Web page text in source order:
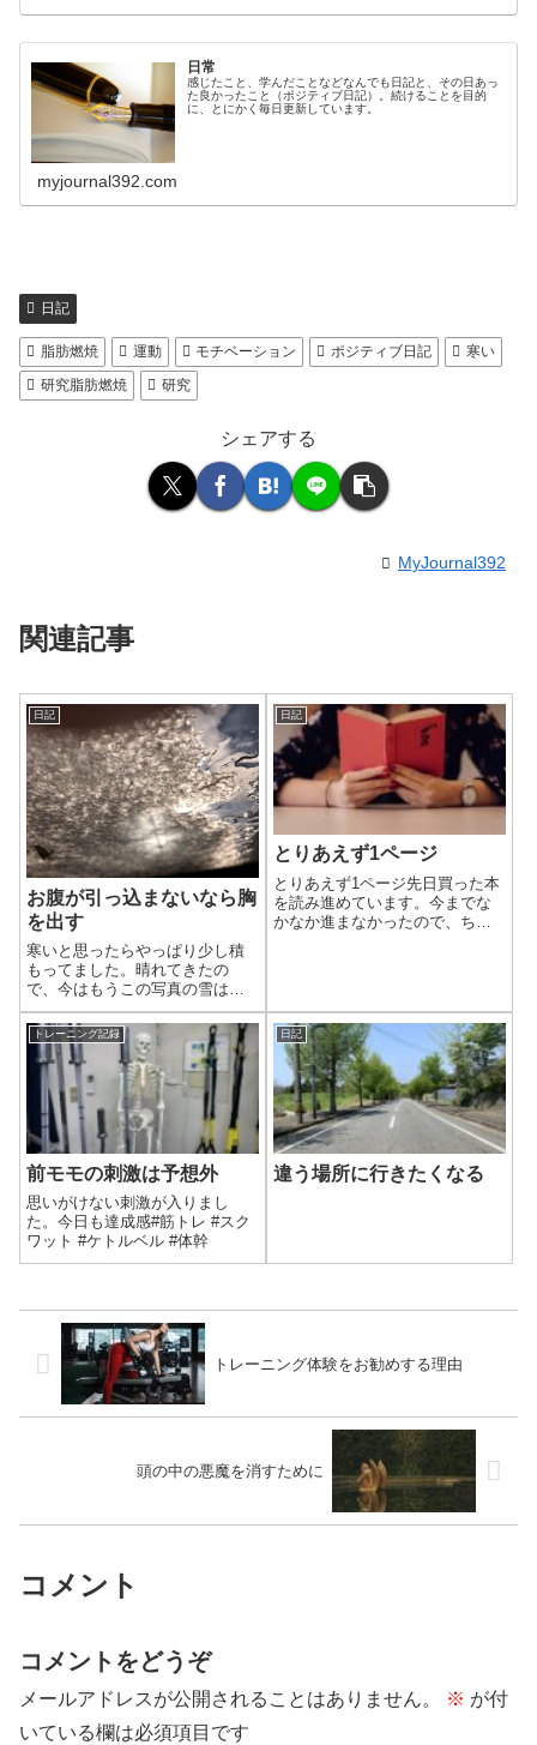
日常
感じたこと、学んだことなどなんでも日記と、その日あっ
た良かったこと（ポジティブ日記）。続けることを目的
に、とにかく毎日更新しています。
myjournal392.com
日記
脂肪燃焼 運動 モチベーション ポジティブ日記
寒い
研究脂肪燃焼
研究
シェアする
MyJournal392
関連記事
日記
お腹が引っ込まないなら胸
を出す
寒いと思ったらやっぱり少し積
もってました。晴れてきたの
で、今はもうこの写真の雪は溶
けてしまいました。とうとう冬
らしい天気になってきました。
日記
とりあえず1ページ
とりあえず1ページ先日買った本
を読み進めています。今までな
かなか進まなかったので、ちょ
進んだ感じがしますし、自然と
次のページを...
トレーニング記録
前モモの刺激は予想外
思いがけない刺激が入りまし
た。今日も達成感#筋トレ #スク
ワット #ケトルベル #体幹
日記
違う場所に行きたくなる
トレーニング体験をお勧めする理由
頭の中の悪魔を消すために
コメント
コメントをどうぞ
メールアドレスが公開されることはありません。 ※ が付
いている欄は必須項目です